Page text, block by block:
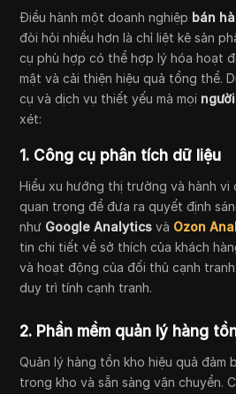
Điều hành một doanh nghiệp bán
đòi hỏi nhiều hơn là chỉ liệt kê sản
cụ phù hợp có thể hợp lý hóa hoạt
mật và cải thiện hiệu quả tổng thể.
cụ và dịch vụ thiết yếu mà mọi
xét:
1. Công cụ phân tích dữ liệu
Hiểu xu hướng thị trường và hành vi
quan trọng để đưa ra quyết định
như Google Analytics và Ozon
tin chi tiết về sở thích của khách
và hoạt động của đối thủ cạnh
duy trì tính cạnh tranh.
2. Phần mềm quản lý hàng
Quản lý hàng tồn kho hiệu quả đảm
trong kho và sẵn sàng vận chuyển.